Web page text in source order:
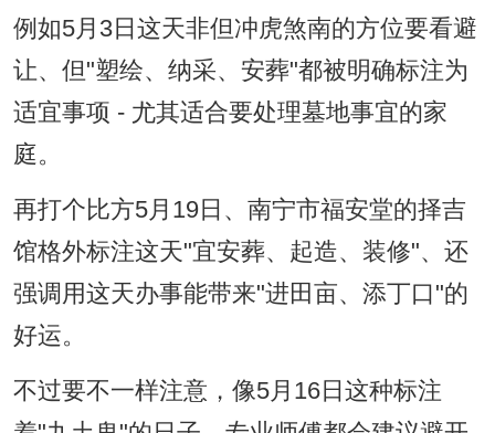
例如5月3日这天非但冲虎煞南的方位要看避
让、但"塑绘、纳采、安葬"都被明确标注为
适宜事项 - 尤其适合要处理墓地事宜的家
庭。
再打个比方5月19日、南宁市福安堂的择吉
馆格外标注这天"宜安葬、起造、装修"、还
强调用这天办事能带来"进田亩、添丁口"的
好运。
不过要不一样注意，像5月16日这种标注